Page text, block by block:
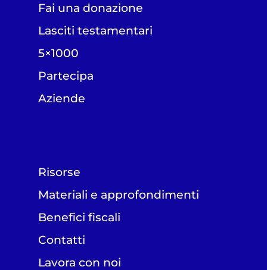
Fai una donazione
Lasciti testamentari
5×1000
Partecipa
Aziende
Risorse
Materiali e approfondimenti
Benefici fiscali
Contatti
Lavora con noi